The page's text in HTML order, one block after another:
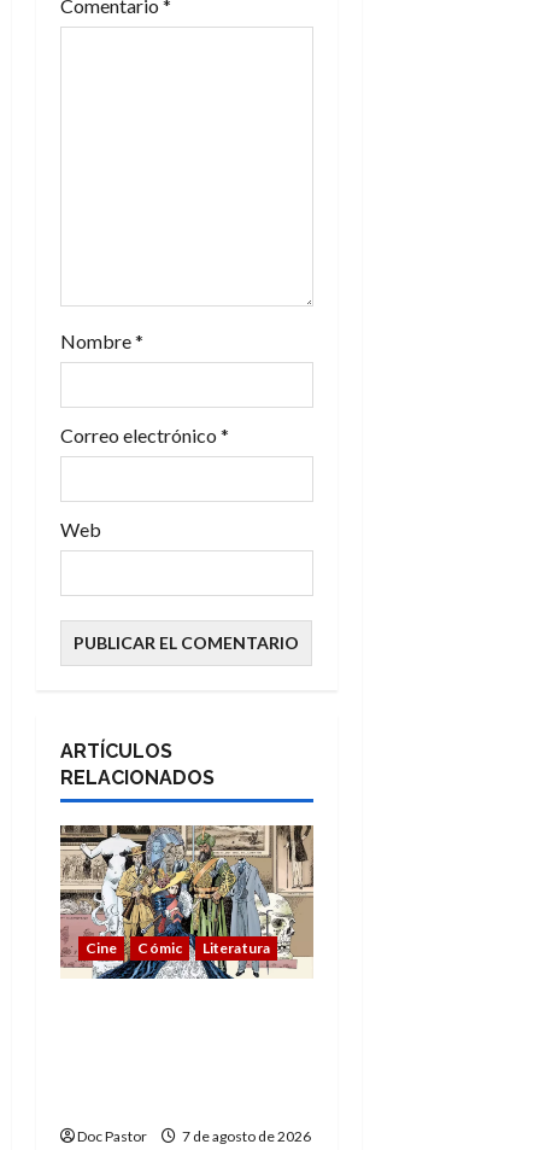
d
a
d
a
Comentario *
Nombre*
Correo electrónico *
Web
ARTÍCULOS
RELACIONADOS
Cine Cómic Literatura
Doc Pastor
7 de agosto de 2026